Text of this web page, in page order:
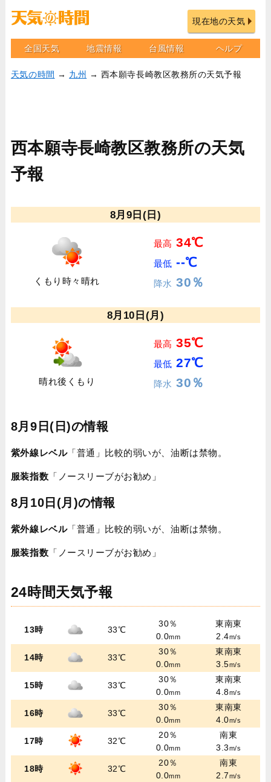
現在地の天気
全国天気 地震情報 台風情報 ヘルプ
天気の時間 → 九州 → 西本願寺長崎教区教務所の天気予報
西本願寺長崎教区教務所の天気
予報
8月9日(日)
くもり時々晴れ
最高 34℃
最低 --℃
降水 30％
8月10日(月)
晴れ後くもり
最高 35℃
最低 27℃
降水 30％
8月9日(日)の情報
紫外線レベル「普通」比較的弱いが、油断は禁物。
服装指数 「ノースリーブがお勧め」
8月10日(月)の情報
紫外線レベル「普通」比較的弱いが、油断は禁物。
服装指数 「ノースリーブがお勧め」
24時間天気予報
13時 33℃
30％
0.0mm
東南東
2.4m/s
14時 33℃
30％
0.0mm
東南東
3.5m/s
15時 33℃
30％
0.0mm
東南東
4.8m/s
16時 33℃
30％
0.0mm
東南東
4.0m/s
17時 32℃
20％
0.0mm
南東
3.3m/s
18時 32℃
20％
0.0mm
南東
2.7m/s